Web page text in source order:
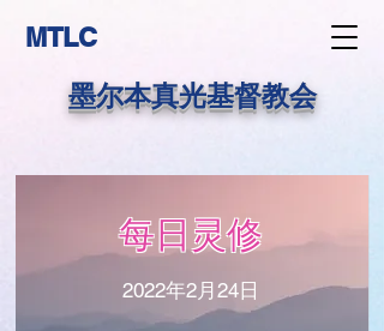
MTLC
墨尔本真光基督教会
每日灵修
2022年2月24日